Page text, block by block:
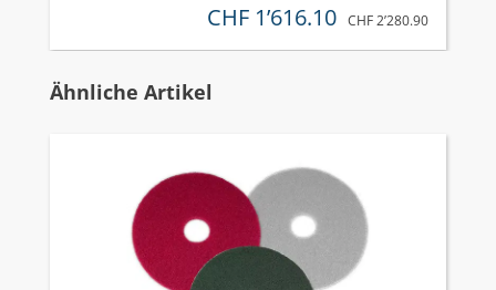
verkaufspreis:
CHF 1’616.10 REGULÄRER PREIS:
CHF 2’280.90
Produktgalerie überspringen
Ähnliche Artikel